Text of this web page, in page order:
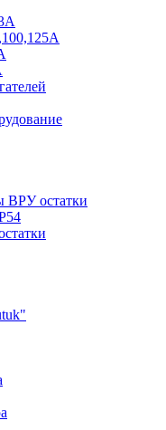
ВРУ остатки